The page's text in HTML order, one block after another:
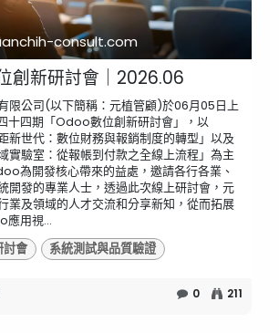
consult.com
創新研討會｜2026.06
限公司(以下簡稱：元植管顧)於06月05日上
十四期「Odoo數位創新研討會」，以
新世代：數位財務與報銷制度的轉型」以及
實驗室：從報帳到付款之全線上流程」為主
為開發核心帶來的益處，邀請各行各業、
開發的專業人士，透過此次線上研討會，元
業及領域的人才交流和分享新知，從而拓展
應用視...
討會 系統測試與品質驗證
0 211